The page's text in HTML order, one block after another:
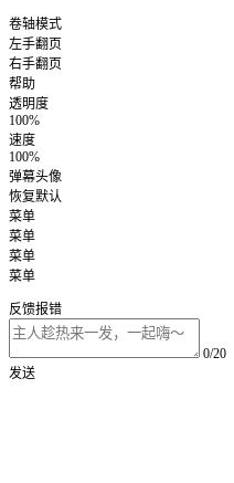
卷轴模式
左手翻页
右手翻页
帮助
透明度
100%
速度
100%
弹幕头像
恢复默认
菜单
菜单
菜单
菜单
反馈报错
0/20
发送